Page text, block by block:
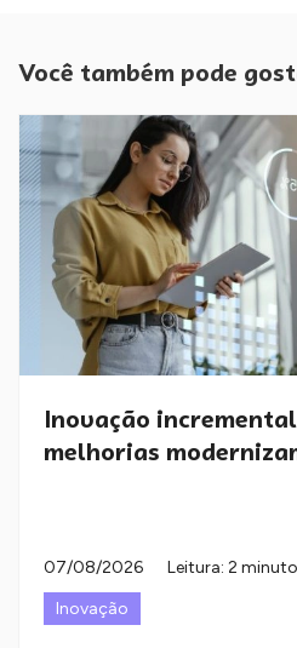
Você também pode
Inovação
melhorias
07/08/2026
Leitura: 2
Inovação